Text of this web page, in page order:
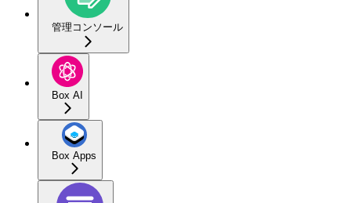
管理コンソール
Box AI
Box Apps